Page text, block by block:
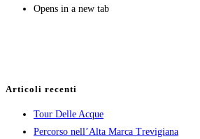
Opens in a new tab
Articoli recenti
Tour Delle Acque
Percorso nell’Alta Marca Trevigiana